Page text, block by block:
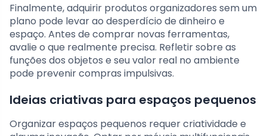
Finalmente, adquirir produtos organizadores sem um
plano pode levar ao desperdício de dinheiro e
espaço. Antes de comprar novas ferramentas,
avalie o que realmente precisa. Refletir sobre as
funções dos objetos e seu valor real no ambiente
pode prevenir compras impulsivas.
Ideias criativas para espaços pequenos
Organizar espaços pequenos requer criatividade e